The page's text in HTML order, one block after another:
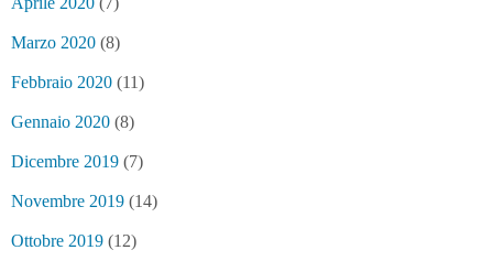
Marzo 2020 (8)
Febbraio 2020 (11)
Gennaio 2020 (8)
Dicembre 2019 (7)
Novembre 2019 (14)
Ottobre 2019 (12)